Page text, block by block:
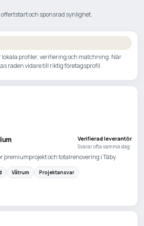
och sponsrad synlighet.
profiler, verifiering och matchning. När
raden vidare till riktig företagsprofil.
Verifierad leverantör
Svarar ofta samma dag
premiumprojekt och totalrenovering i Täby.
Våtrum Projektansvar